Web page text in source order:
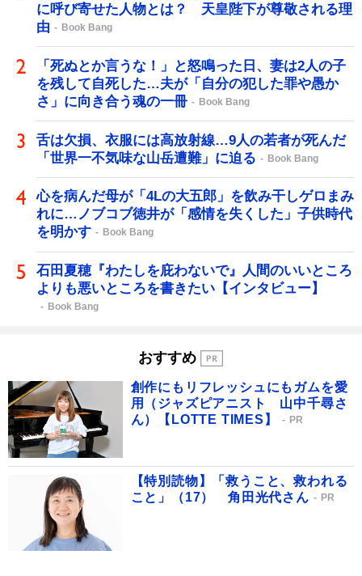
に呼び寄せた人物とは？ 天皇陛下が尊敬される理
由
Book Bang
「死ぬとか言うな！」と怒鳴った日、妻は2人の子
を残して自死した…夫が「自分の犯した罪や愚か
さ」に向き合う魂の一冊
Book Bang
舌は欠損、衣服には高放射線…9人の若者が死んだ
「世界一不気味な山岳遭難」に迫る
Book Bang
心を病んだ母が「4Lの大五郎」を飲み干しゲロまみ
れに…ノブコブ徳井が「感情を失くした」子供時代
を明かす
Book Bang
石田夏穂『わたしを庇わないで』人間のいいところ
よりも悪いところを書きたい【インタビュー】
Book Bang
おすすめ
創作にもリフレッシュにもガムを愛
用（ジャズピアニスト 山中千尋さ
ん）【LOTTE TIMES】
PR
【特別読物】「救うこと、救われる
こと」（17） 角田光代さん
PR